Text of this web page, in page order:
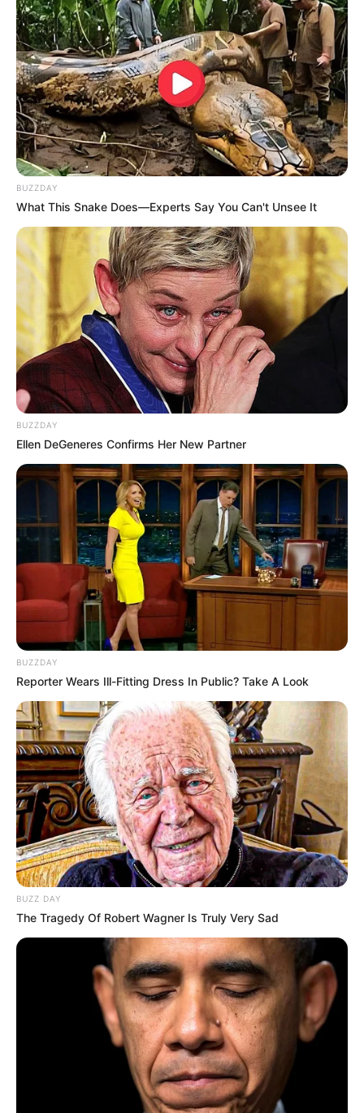
LIHAT ARTIKEL LAINNYA
Laras Kinanda Nyimas Ratu Rafa
Shenina Cinnamon Megan Domani
Beby Tsabina Salshabilla Adriani
TULIS KOMENTAR
Alamat email Anda tidak akan dipublikasikan. Ruas yang wajib ditandai*
BUZZDAY
What This Snake Does—Experts Say You Can't Unsee It
BUZZDAY
Ellen DeGeneres Confirms Her New Partner
BUZZDAY
Reporter Wears Ill-Fitting Dress In Public? Take A Look
BUZZ DAY
The Tragedy Of Robert Wagner Is Truly Very Sad